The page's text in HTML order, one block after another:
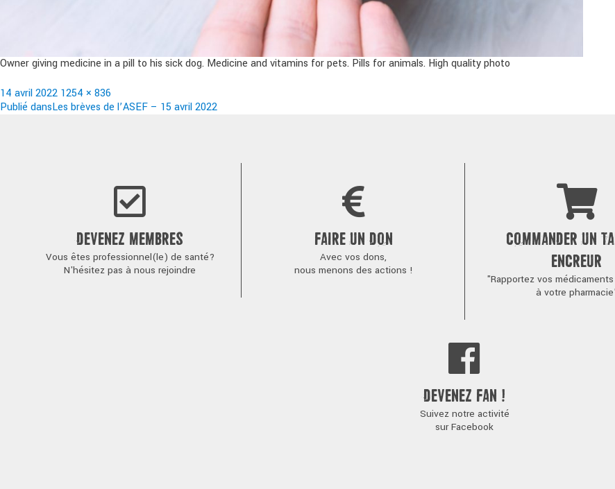
Owner giving medicine in a pill to his sick dog. Medicine and vitamins for pets. Pills for animals. High quality photo
Publié
le
14 avril 2022 Taille
réelle
1254 × 836
Navigation
Publié dansLes brèves de l’ASEF – 15 avril 2022
DEVENEZ MEMBRES
Vous êtes professionnel(le) de santé?
N'hésitez pas à nous rejoindre
FAIRE UN DON
Avec vos dons,
nous menons des actions !
COMMANDER UN
ENCREUR
"Rapportez vos
à votre
DEVENEZ FAN !
Suivez notre activité
sur Facebook